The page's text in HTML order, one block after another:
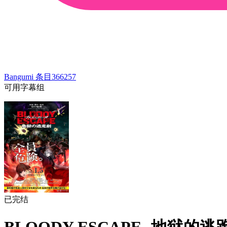
Bangumi 条目 366257
可用字幕组
已完结